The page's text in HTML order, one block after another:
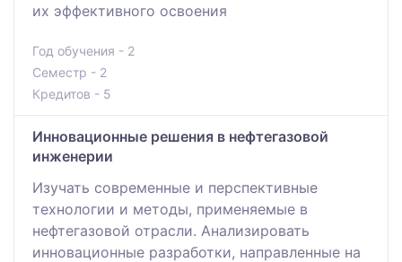
их эффективного освоения
Год обучения - 2
Семестр - 2
Кредитов - 5
Инновационные решения в нефтегазовой
инженерии
Изучать современные и перспективные
технологии и методы, применяемые в
нефтегазовой отрасли. Анализировать
инновационные разработки, направленные на